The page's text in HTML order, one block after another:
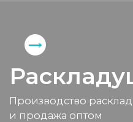
Производство
и продажа оптом